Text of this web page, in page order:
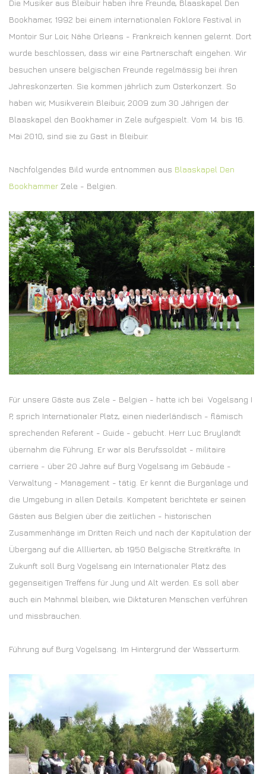
Die Musiker aus Bleibuir haben ihre Freunde, Blaaskapel Den
Bookhamer, 1992 bei einem internationalen Foklore Festival in
Montoir Sur Loir, Nähe Orleans - Frankreich kennen gelernt. Dort
wurde beschlossen, dass wir eine Partnerschaft eingehen. Wir
besuchen unsere belgischen Freunde regelmässig bei ihren
Jahreskonzerten. Sie kommen jährlich zum Osterkonzert. So
haben wir, Musikverein Bleibuir, 2009 zum 30 Jährigen der
Blaaskapel den Bookhamer in Zele aufgespielt. Vom 14. bis 16.
Mai 2010, sind sie zu Gast in Bleibuir.
Nachfolgendes Bild wurde entnommen aus Blaaskapel Den
Bookhammer Zele - Belgien.
Für unsere Gäste aus Zele - Belgien - hatte ich bei Vogelsang I
P, sprich Internationaler Platz, einen niederländisch - flämisch
sprechenden Referent - Guide - gebucht. Herr Luc Bruylandt
übernahm die Führung. Er war als Berufssoldat - militaire
carriere - über 20 Jahre auf Burg Vogelsang im Gebäude -
Verwaltung - Management - tätig. Er kennt die Burganlage und
die Umgebung in allen Details. Kompetent berichtete er seinen
Gästen aus Belgien über die zeitlichen - historischen
Zusammenhänge im Dritten Reich und nach der Kapitulation der
Übergang auf die Alllierten, ab 1950 Belgische Streitkräfte. In
Zukunft soll Burg Vogelsang ein Internationaler Platz des
gegenseitigen Treffens für Jung und Alt werden. Es soll aber
auch ein Mahnmal bleiben, wie Diktaturen Menschen verführen
und missbrauchen.
Führung auf Burg Vogelsang. Im Hintergrund der Wasserturm.